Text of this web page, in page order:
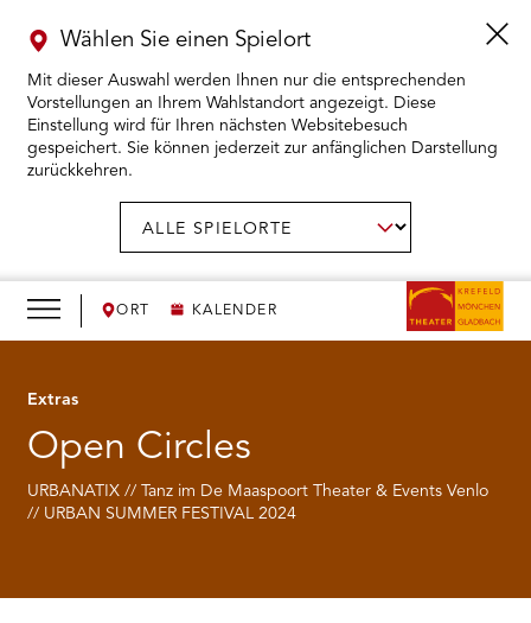
ORT KALENDER
Wählen Sie einen Spielort
Mit dieser Auswahl werden Ihnen nur die entsprechenden
Vorstellungen an Ihrem Wahlstandort angezeigt. Diese
Einstellung wird für Ihren nächsten Websitebesuch
gespeichert. Sie können jederzeit zur anfänglichen Darstellung
zurückkehren.
KARTENKAUF ÖFFNEN
WIR ÖFFNEN
DAS THEATER ÖFFNEN
THEATERPÄDAGOGIK ÖFFNEN
Extras
Open Circles
URBANATIX // Tanz im De Maaspoort Theater & Events Venlo
// URBAN SUMMER FESTIVAL 2024